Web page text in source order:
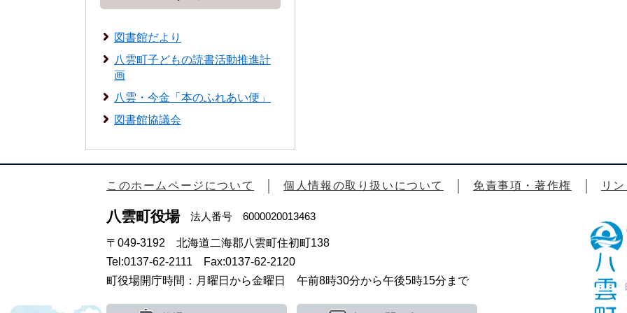
図書館だより
八雲町子どもの読書活動推進計
画
八雲・今金「本のふれあい便」
図書館協議会
このホームページについて 個人情報の取り扱いについて 免責事項・著作権 リ
八雲町役場法人番号 6000020013463
〒049-3192 北海道二海郡八雲町住初町138
Tel:0137-62-2111 Fax:0137-62-2120
町役場開庁時間：月曜日から金曜日 午前8時30分から午後5時15分まで